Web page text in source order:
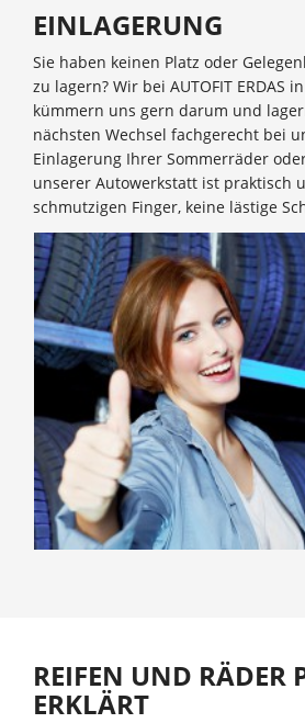
EINLAGERUNG
Sie haben keinen Platz oder
zu lagern? Wir bei AUTOFIT ERDAS
kümmern uns gern darum und
nächsten Wechsel fachgerecht bei
Einlagerung Ihrer Sommerräder
unserer Autowerkstatt ist praktisch
schmutzigen Finger, keine lästige
REIFEN UND RÄDER
ERKLÄRT